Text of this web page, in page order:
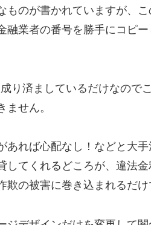
ものが書かれていますが、
融業者の番号を勝手にコピ
り済ましているだけなので
せん。
れば心配なし！ などと大
してくれるどころが、違法
の被害に巻き込まれるだけ